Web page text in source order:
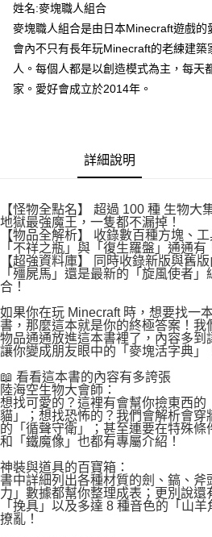
※ 請注意：結帳手續完成當下不需立刻繳費
購買商品的店家。未經商家同意取消之訂單
後付繳納相關費用。
※ 交易是否成功請以「AFTEE先享後付 」
是否繳費成功／繳費後需取消欲退款等相關
權轉讓予恩沛科技股份有限公司。
２．關於個人資料處理事宜，請瀏覽以下網址
https://aftee.tw/terms/#terms3
「AFTEE先享後付」，若未經同意申辦者引
任。
４．使用「AFTEE先享後付」時，將依據個
時審查核予不同之上限額度；若仍有額度不
請求用戶進行身份認證。
５．嚴禁一人註冊多個帳號或使用他人資訊
每筆NT$80，滿NT$500(含以上)免運費
付款後萊爾富取貨
每筆NT$80，滿NT$500(含以上)免運費
付款後7-11取貨
每筆NT$80，滿NT$500(含以上)免運費
宅配
每筆NT$100，滿NT$800(含以上)免運
國家/地區配送
姓名:麥塊職人組合
麥塊職人組合是由日本Minecraft遊戲的
會內不只有長年玩Minecraft的老練建築
人。每個人都是以創造模式為主，每天
家。愛好會成立於2014年。
詳細說明
【怪物全點名】 超過 100 種 生物大
地獄最強魔王，一隻都不漏掉！
【物品全解析】 收錄數百種方塊、
「不祥之瓶」與「復生羅盤」通通有
【超強資料庫】 同時收錄新版與舊
「殭屍馬」還是最新的「旋風使者
合！
如果你在玩 Minecraft 時，想要找一
書，那麼這本就是你的終極答案！我
物品通通放進這本書裡了，內容多到
讓你變成朋友眼中的「麥塊活字典」
📖 看看這本書的內容有多誇張
陸海空生物大會師：
想找可愛的？這裡有會幫你撿東西
貓」；想找恐怖的？我們會解析會
的「循聲守衛」；甚至連要在特殊條
和「鐵魔像」也都有專屬介紹！
神裝與道具的百寶箱：
書中詳細列出各種材質的劍、鎬、
力」數據都幫你整理成表；更別說還
「挽具」以及多達 8 種音色的「山
撩亂！